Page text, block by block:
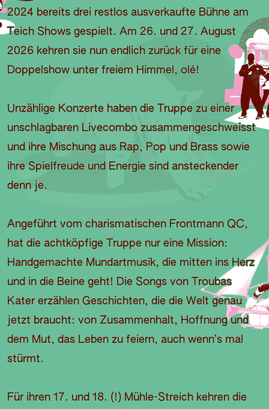
2024 bereits drei restlos ausverkaufte Bühne am
Teich Shows gespielt. Am 26. und 27. August
2026 kehren sie nun endlich zurück für eine
Doppelshow unter freiem Himmel, olé!
Unzählige Konzerte haben die Truppe zu einer
unschlagbaren Livecombo zusammengeschweisst
und ihre Mischung aus Rap, Pop und Brass sowie
ihre Spielfreude und Energie sind ansteckender
denn je.
Angeführt vom charismatischen Frontmann QC,
hat die achtköpfige Truppe nur eine Mission:
Handgemachte Mundartmusik, die mitten ins Herz
und in die Beine geht! Die Songs von Troubas
Kater erzählen Geschichten, die die Welt genau
jetzt braucht: von Zusammenhalt, Hoffnung und
dem Mut, das Leben zu feiern, auch wenn’s mal
stürmt.
Für ihren 17. und 18. (!) Mühle-Streich kehren die